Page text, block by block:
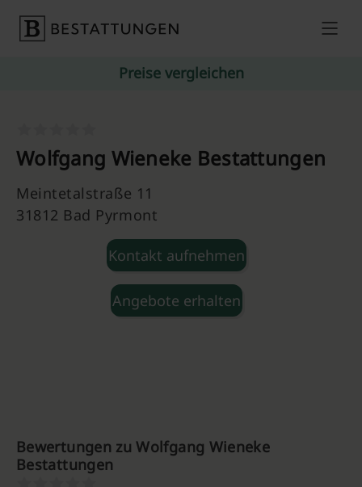
Preise vergleichen
Wolfgang Wieneke Bestattungen
Meintetalstraße 11
31812 Bad Pyrmont
Kontakt aufnehmen
Angebote erhalten
Bewertungen zu Wolfgang Wieneke
Bestattungen